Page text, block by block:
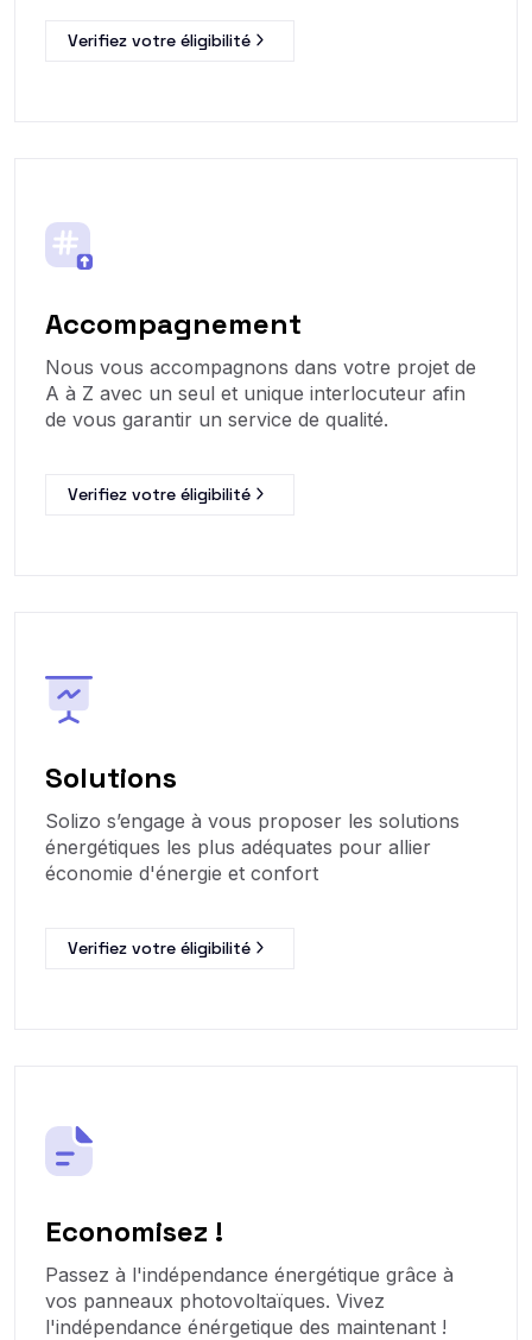
Verifiez votre éligibilité
Accompagnement
Nous vous accompagnons dans votre projet de
A à Z avec un seul et unique interlocuteur afin
de vous garantir un service de qualité.
Verifiez votre éligibilité
Solutions
Solizo s’engage à vous proposer les solutions
énergétiques les plus adéquates pour allier
économie d'énergie et confort
Verifiez votre éligibilité
Economisez !
Passez à l'indépendance énergétique grâce à
vos panneaux photovoltaïques. Vivez
l'indépendance énérgetique des maintenant !